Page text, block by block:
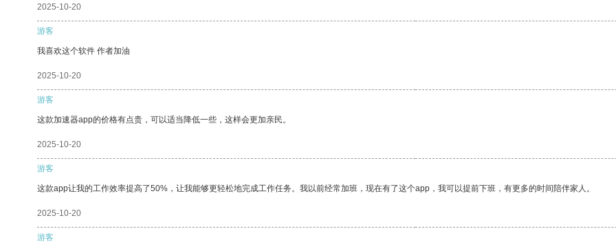
2025-10-20
游客
我喜欢这个软件 作者加油
2025-10-20
游客
这款加速器app的价格有点贵，可以适当降低一些，这样会更加亲民。
2025-10-20
游客
这款app让我的工作效率提高了50%，让我能够更轻松地完成工作任务。我以前经常加班，现在有了这个app，我可以提前下班，有更多的时间陪伴家人。
2025-10-20
游客